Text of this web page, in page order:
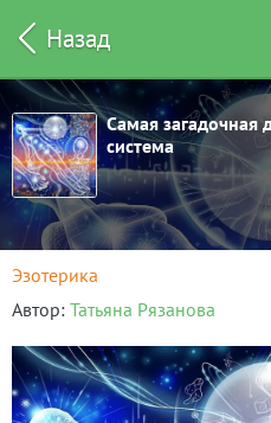
Назад
Самая загадочная
система
Эзотерика
Автор Татьяна Рязанова